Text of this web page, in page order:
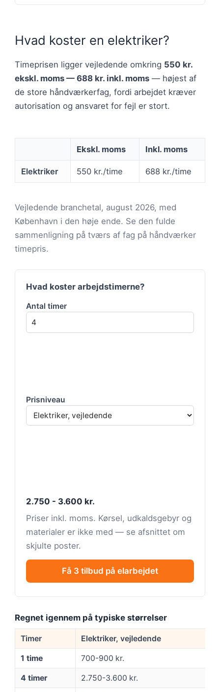
Hvad koster en elektriker?
Timeprisen ligger vejledende omkring 550 kr.
ekskl. moms — 688 kr. inkl. moms — højest af
de store håndværkerfag, fordi arbejdet kræver
autorisation og ansvaret for fejl er stort.
Ekskl. moms Inkl. moms
Elektriker 550 kr./time 688 kr./time
Vejledende branchetal, august 2026, med
København i den høje ende. Se den fulde
sammenligning på tværs af fag på håndværker
timepris.
Hvad koster arbejdstimerne?
Antal timer
Prisniveau
2.750 - 3.600 kr.
Priser inkl. moms. Kørsel, udkaldsgebyr og
materialer er ikke med — se afsnittet om
skjulte poster.
Få 3 tilbud på elarbejdet
Regnet igennem på typiske størrelser
Timer Elektriker, vejledende
1 time 700-900 kr.
4 timer 2.750-3.600 kr.